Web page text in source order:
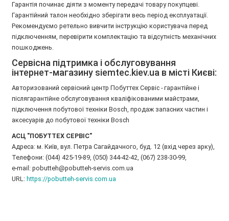
Гарантія починає діяти з моменту передачі товару покупцеві.
Гарантійний талон необхідно зберігати весь період експлуатації.
Рекомендуємо ретельно вивчити інструкцію користувача перед
підключенням, перевірити комплектацію та відсутність механічних
пошкоджень.
Сервісна підтримка і обслуговування
інтернет-магазину siemtec.kiev.ua в місті Києві:
Авторизований сервісний центр Побуттех Сервіс - гарантійне і
післягарантійне обслуговування кваліфікованими майстрами,
підключення побутової техніки Bosch, продаж запасних частин і
аксесуарів до побутової техніки Bosch
АСЦ "ПОБУТТЕХ СЕРВІС"
Адреса: м. Київ, вул. Петра Сагайдачного, буд. 12 (вхід через арку),
Телефони: (044) 425-19-89, (050) 344-42-42, (067) 238-30-99,
e-mail: pobutteh@pobutteh-servis.com.ua
URL: https://pobutteh-servis.com.ua